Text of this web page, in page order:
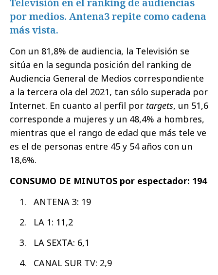
Televisión en el ranking de audiencias
por medios. Antena3 repite como cadena
más vista.
Con un 81,8% de audiencia, la Televisión se
sitúa en la segunda posición del ranking de
Audiencia General de Medios correspondiente
a la tercera ola del 2021, tan sólo superada por
Internet. En cuanto al perfil por targets, un 51,6
corresponde a mujeres y un 48,4% a hombres,
mientras que el rango de edad que más tele ve
es el de personas entre 45 y 54 años con un
18,6%.
CONSUMO DE MINUTOS por espectador: 194
ANTENA 3: 19
LA 1: 11,2
LA SEXTA: 6,1
CANAL SUR TV: 2,9